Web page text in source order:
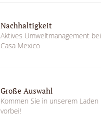
Nachhaltigkeit
Aktives Umweltmanagement bei
Casa Mexico
Große Auswahl
Kommen Sie in unserem Laden
vorbei!